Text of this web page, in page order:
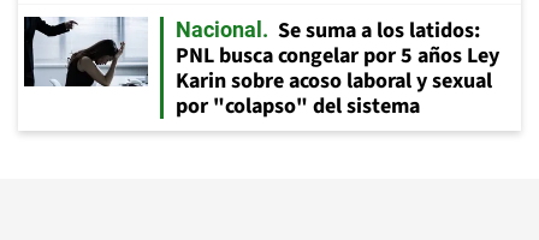
Nacional
Se suma a los latidos:
PNL busca congelar por 5 años Ley
Karin sobre acoso laboral y sexual
por "colapso" del sistema